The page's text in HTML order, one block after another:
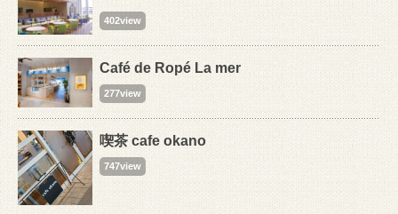
402view
Café de Ropé La mer
277view
喫茶 cafe okano
747view